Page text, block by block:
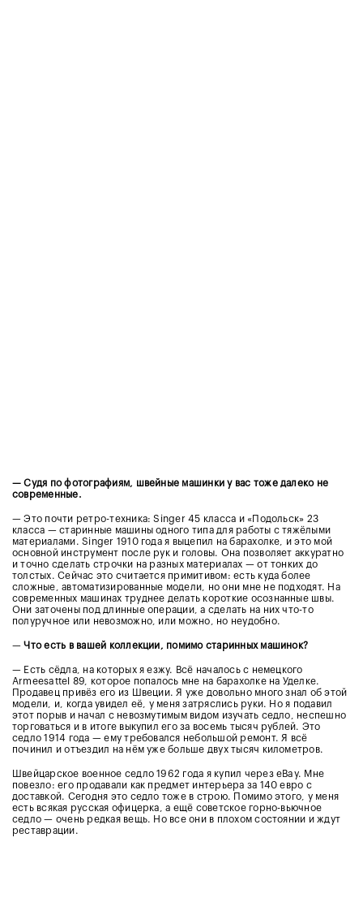
— Судя по фотографиям, швейные машинки у вас тоже далеко не
современные.
— Это почти ретро-техника: Singer 45 класса и «Подольск» 23
класса — старинные машины одного типа для работы с тяжёлыми
материалами. Singer 1910 года я выцепил на барахолке, и это мой
основной инструмент после рук и головы. Она позволяет аккуратно
и точно сделать строчки на разных материалах — от тонких до
толстых. Сейчас это считается примитивом: есть куда более
сложные, автоматизированные модели, но они мне не подходят. На
современных машинах труднее делать короткие осознанные швы.
Они заточены под длинные операции, а сделать на них что-то
полуручное или невозможно, или можно, но неудобно.
—Что есть в вашей коллекции, помимо старинных машинок?
— Есть сёдла, на которых я езжу. Всё началось с немецкого
Armeesattel 89, которое попалось мне на барахолке на Уделке.
Продавец привёз его из Швеции. Я уже довольно много знал об этой
модели, и, когда увидел её, у меня затряслись руки. Но я подавил
этот порыв и начал с невозмутимым видом изучать седло, неспешно
торговаться и в итоге выкупил его за восемь тысяч рублей. Это
седло 1914 года — ему требовался небольшой ремонт. Я всё
починил и отъездил на нём уже больше двух тысяч километров.
Швейцарское военное седло 1962 года я купил через еВay. Мне
повезло: его продавали как предмет интерьера за 140 евро с
доставкой. Сегодня это седло тоже в строю. Помимо этого, у меня
есть всякая русская офицерка, а ещё советское горно-вьючное
седло — очень редкая вещь. Но все они в плохом состоянии и ждут
реставрации.